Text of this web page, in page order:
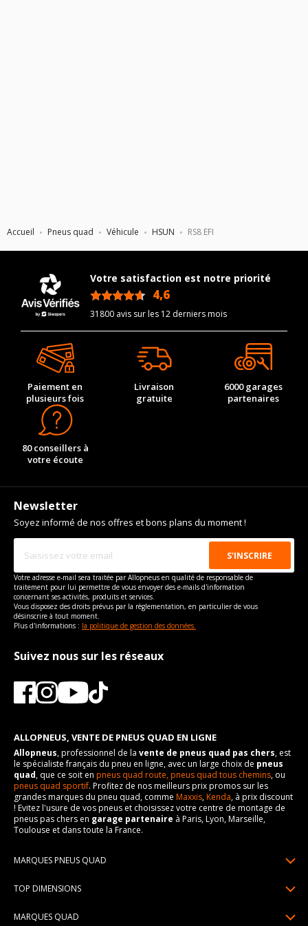
Accueil Pneus quad Véhicule HSUN RS8 EFI
Votre satisfaction est notre priorité
4,6
31800 avis sur les 12 derniers mois
Paiement en
plusieurs fois
Livraison
gratuite
6000 garages
partenaires
80 conseillers à
votre écoute
Newsletter
Soyez informé de nos offres et bons plans du moment !
Votre adresse e-mail sera traitée par Allopneus en qualité de responsable de
traitement pour lui permettre de vous envoyer des e-mails d'information
concernant ses activités, produits et services.
Vous disposez des droits prévus par la règlementation, en particulier de vous
désinscrire à tout moment.
Plus d'informations : la politique de gestion des données.
Suivez nous sur les réseaux
ALLOPNEUS, VENTE DE PNEUS QUAD EN LIGNE
Allopneus, professionnel de la vente de pneus quad pas chers, est
le spécialiste français du pneu en ligne, avec un large choix de pneus
quad, que ce soit en pneus quad route,pneus quad tous chemins, ou
pneus quad sportif. Profitez de nos meilleurs prix promos sur les
grandes marques du pneu quad, comme Maxxis,Kenda, à prix discount
! Evitez l'usure de vos pneus et choisissez votre centre de montage de
pneus pas chers en garage partenaire à Paris, Lyon, Marseille,
Toulouse et dans toute la France.
MARQUES PNEUS QUAD
Pneus BKT
TOP DIMENSIONS
MARQUES QUAD